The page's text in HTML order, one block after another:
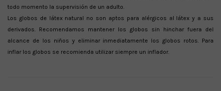
todo momento la supervisión de un adulto.
Los globos de látex natural no son aptos para alérgicos al látex y a sus
derivados. Recomendamos mantener los globos sin hinchar fuera del
alcance de los niños y eliminar inmediatamente los globos rotos. Para
inflar los globos se recomienda utilizar siempre un inflador.